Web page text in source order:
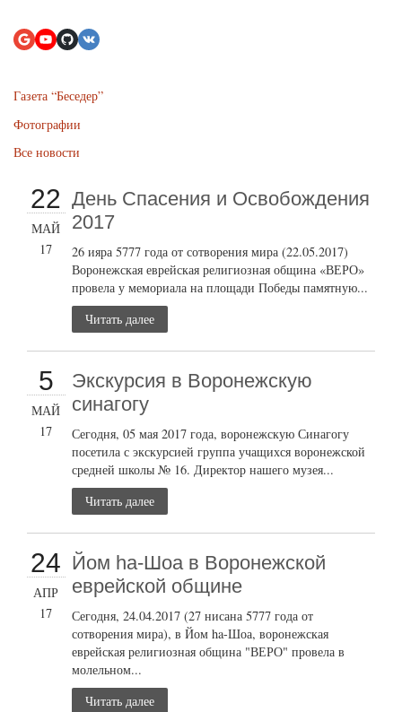
Газета “Беседер”
Фотографии
Все новости
22
МАЙ
17
День Спасения и Освобождения
2017
26 ияра 5777 года от сотворения мира (22.05.2017)
Воронежская еврейская религиозная община «ВЕРО»
провела у мемориала на площади Победы памятную...
Читать далее
5
МАЙ
17
Экскурсия в Воронежскую
синагогу
Сегодня, 05 мая 2017 года, воронежскую Синагогу
посетила с экскурсией группа учащихся воронежской
средней школы № 16. Директор нашего музея...
Читать далее
24
АПР
17
Йом ha-Шоа в Воронежской
еврейской общине
Сегодня, 24.04.2017 (27 нисана 5777 года от
сотворения мира), в Йом ha-Шоа, воронежская
еврейская религиозная община "ВЕРО" провела в
молельном...
Читать далее